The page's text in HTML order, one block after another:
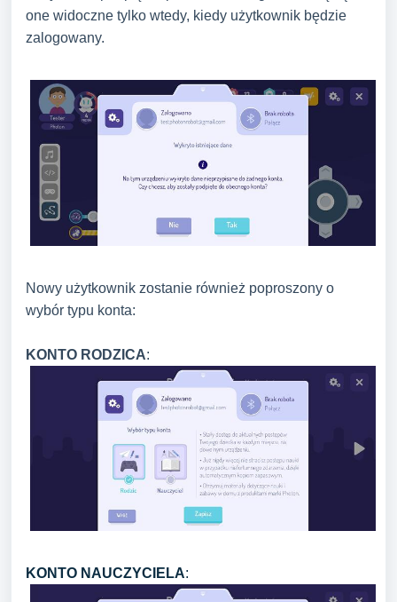
one widoczne tylko wtedy, kiedy użytkownik będzie
zalogowany.
Nowy użytkownik zostanie również poproszony o
wybór typu konta:
KONTO RODZICA:
KONTO NAUCZYCIELA: